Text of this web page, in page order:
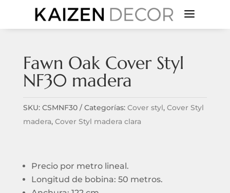
a
Fawn Oak Cover Styl
NF30 madera
SKU: CSMNF30 Categorías: Cover styl, Cover Styl
madera, Cover Styl madera clara
Precio por metro lineal.
Longitud de bobina: 50 metros.